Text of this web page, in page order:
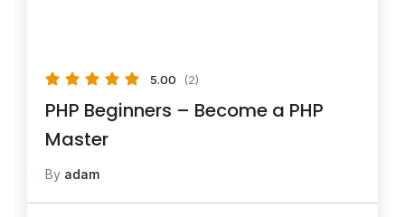
5.00 (2)
PHP Beginners – Become a PHP
Master
By adam